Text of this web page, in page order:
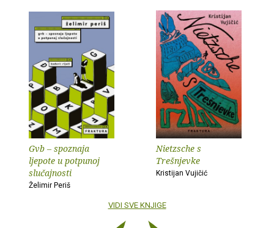
Gvb – spoznaja
ljepote u potpunoj
slučajnosti
Želimir Periš
Nietzsche s
Trešnjevke
Kristijan Vujičić
VIDI SVE KNJIGE